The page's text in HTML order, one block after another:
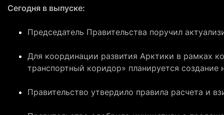
Сегодня в выпуске:
Председатель Правительства поручил
Для координации развития Арктики в рамках
транспортный коридор» планируется создание
Правительство утвердило правила расчета и